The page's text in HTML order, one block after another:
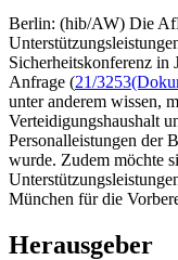
Berlin: (hib/AW) Die
Sicherheitskonferenz in
Anfrage (21/3253
unter anderem wissen,
Verteidigungshaushalt
Personalleistungen der
wurde. Zudem möchte
München für die
Herausgeber